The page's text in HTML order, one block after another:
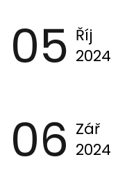
05 Říj
2024
06 Zář
2024